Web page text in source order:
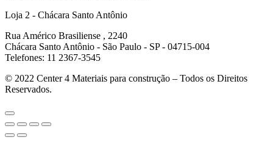
Loja 2 - Chácara Santo Antônio
Rua Américo Brasiliense , 2240
Chácara Santo Antônio - São Paulo - SP - 04715-004
Telefones: 11 2367-3545
© 2022 Center 4 Materiais para construção – Todos os Direitos
Reservados.